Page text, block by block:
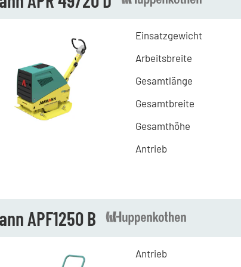
Einsatzgewicht
Arbeitsbreite
Gesamtlänge
Gesamtbreite
Gesamthöhe
Antrieb
APF1250 B
Antrieb